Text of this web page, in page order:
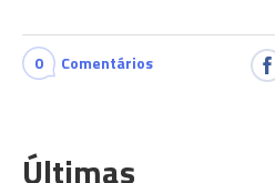
0 Comentários
Últimas